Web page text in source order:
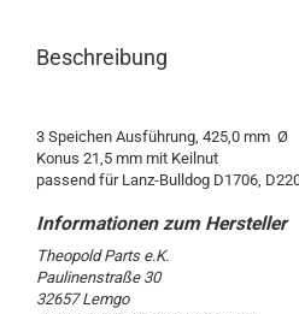
Beschreibung
3 Speichen Ausführung, 425,0 mm Ø
Konus 21,5 mm mit Keilnut
passend für Lanz-Bulldog D1706,
Theopold Parts e.K.
Paulinenstraße 30
32657 Lemgo